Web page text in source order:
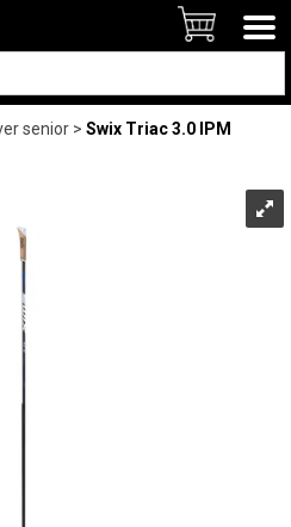
senior>Swix Triac 3.0 IPM